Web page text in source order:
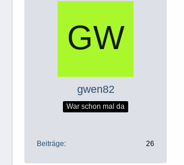
gwen82
War schon mal da
Beiträge 26